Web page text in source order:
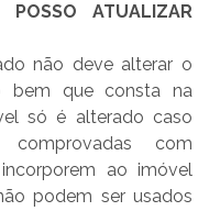
POSSO ATUALIZAR
não deve alterar o
bem que consta na
só é alterado caso
comprovadas com
ao imóvel
podem ser usados